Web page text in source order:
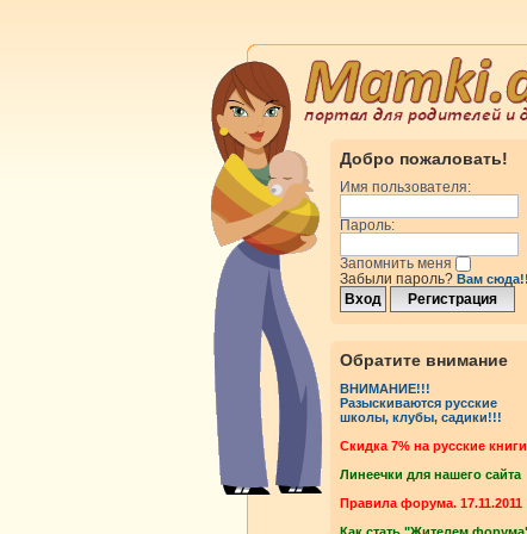
Добро пожаловать!
Имя пользователя:
Пароль:
Запомнить меня
Забыли пароль? Вам сюда!!
Обратите внимание
ВНИМАНИЕ!!!
Разыскиваются русские
школы, клубы, садики!!!
Cкидка 7% на русские книги
Линеечки для нашего сайта
Правила форума. 17.11.2011